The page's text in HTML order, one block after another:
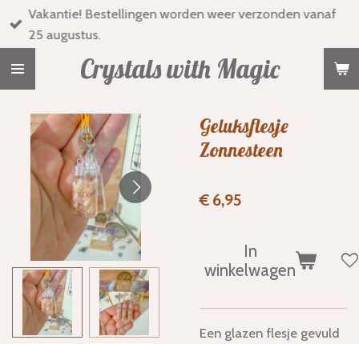
Ga
direct
Crystals with Magic
Vakantie! Bestellingen worden weer verzonden vanaf
25 augustus.
Geluksflesje
Zonnesteen
€ 6,95
In
winkelwagen
Een glazen flesje gevuld